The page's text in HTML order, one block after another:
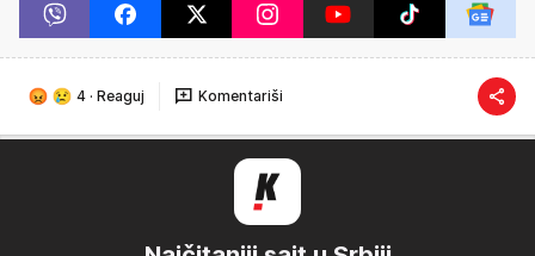
4 · Reaguj Komentariši